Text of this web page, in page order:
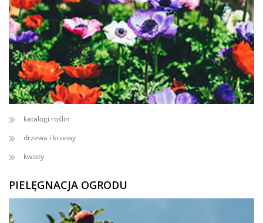
katalogi roślin
drzewa i krzewy
kwiaty
PIELĘGNACJA OGRODU